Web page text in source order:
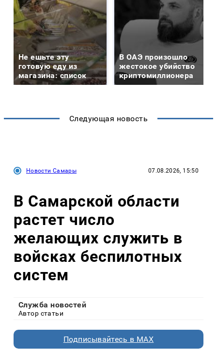
Не ешьте эту
готовую еду из
магазина: список
В ОАЭ произошло
жестокое убийство
криптомиллионера
Следующая новость
Новости Самары 07.08.2026, 15:50
В Самарской области
растет число
желающих служить в
войсках беспилотных
систем
Служба новостей
Автор статьи
Подписывайтесь в MAX